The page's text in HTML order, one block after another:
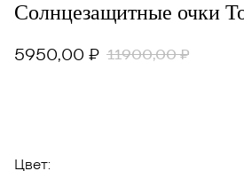
Солнцезащитные очки
5950,00 ₽ 11900,00₽
Цвет: